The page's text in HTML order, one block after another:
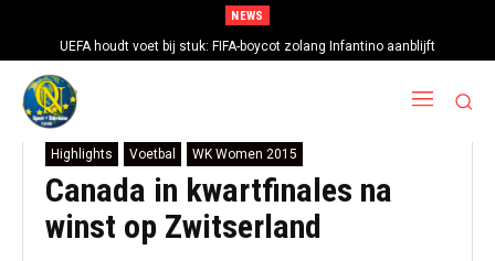
NEWS
UEFA houdt voet bij stuk: FIFA-boycot zolang Infantino aanblijft
Highlights Voetbal WK Women 2015
Canada in kwartfinales na
winst op Zwitserland